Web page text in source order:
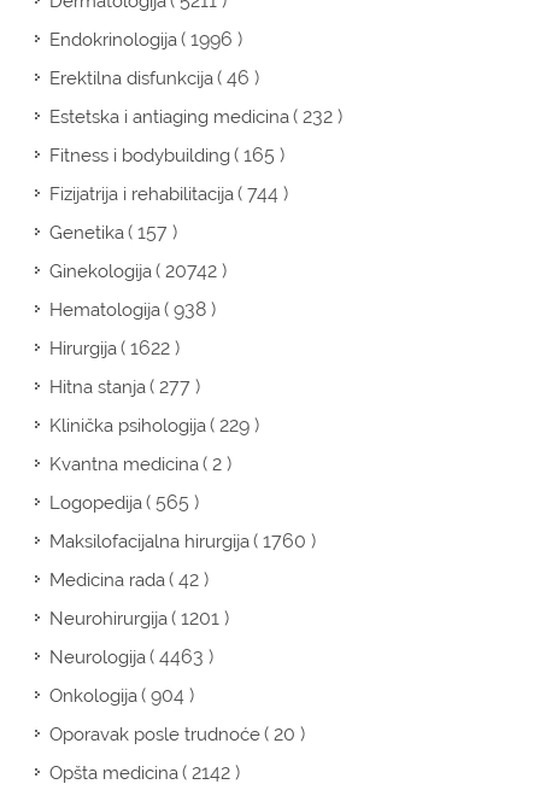
Endokrinologija( 1996 )
Erektilna disfunkcija( 46 )
Estetska i antiaging medicina( 232 )
Fitness i bodybuilding( 165 )
Fizijatrija i rehabilitacija( 744 )
Genetika( 157 )
Ginekologija( 20742 )
Hematologija( 938 )
Hirurgija( 1622 )
Hitna stanja( 277 )
Klinička psihologija( 229 )
Kvantna medicina( 2 )
Logopedija( 565 )
Maksilofacijalna hirurgija( 1760 )
Medicina rada( 42 )
Neurohirurgija( 1201 )
Neurologija( 4463 )
Onkologija( 904 )
Oporavak posle trudnoće( 20 )
Opšta medicina( 2142 )